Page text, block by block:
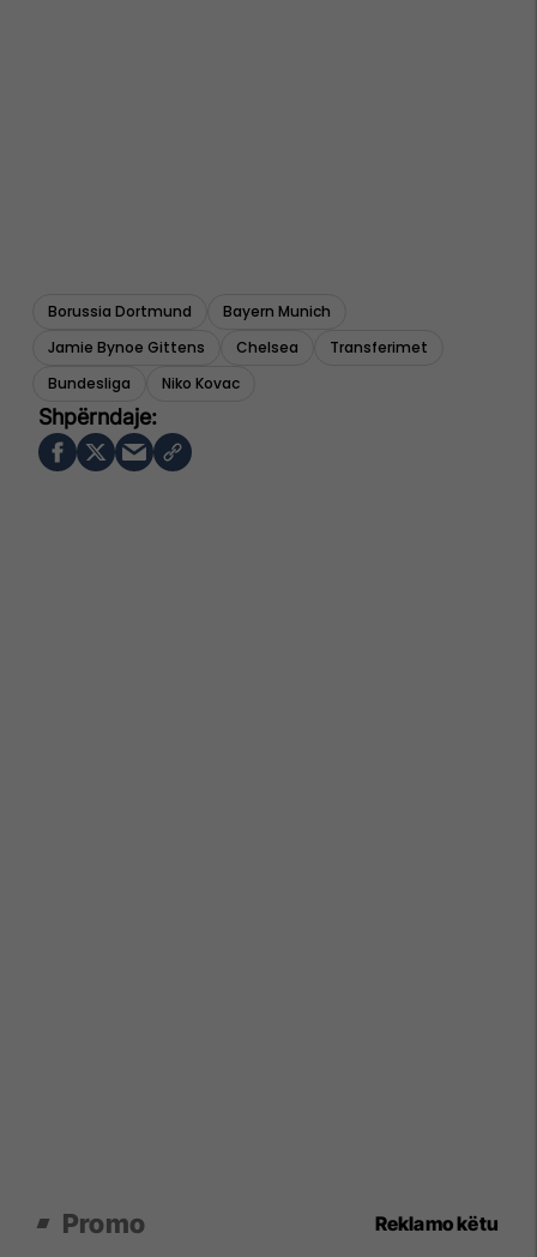
Borussia Dortmund
Bayern Munich
Jamie Bynoe Gittens
Chelsea
Transferimet
Bundesliga
Niko Kovac
Promo Reklamo këtu